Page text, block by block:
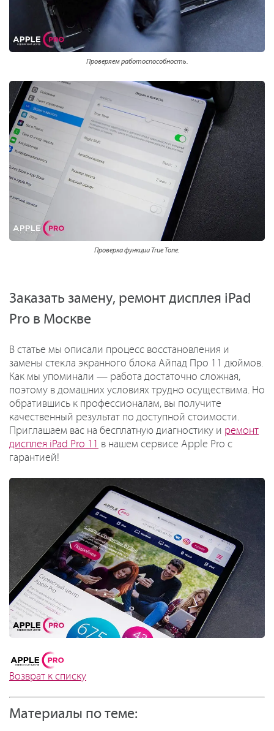
Проверяем работоспособность.
Проверка функции True Tone.
Заказать замену, ремонт дисплея iPad
Pro в Москве
В статье мы описали процесс восстановления и
замены стекла экранного блока Айпад Про 11 дюймов.
Как мы упоминали — работа достаточно сложная,
поэтому в домашних условиях трудно осуществима. Но
обратившись к профессионалам, вы получите
качественный результат по доступной стоимости.
Приглашаем вас на бесплатную диагностику и ремонт
дисплея iPad Pro 11 в нашем сервисе Apple Pro с
гарантией!
Возврат к списку
Материалы по теме: